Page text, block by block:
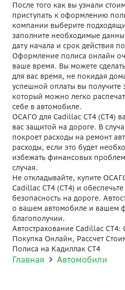
После того как вы узнали
приступать к оформлению
компании выберите
заполните необходимые
дату начала и срок действия
Оформление полиса онлайн
ваше время. Вы можете
для вас время, не покидая
успешной оплаты вы получите
который можно легко
себе в автомобиле.
ОСАГО для Cadillac CT4 (СТ4)
вас защитой на дороге. В
покроет расходы на ремонт
расходы, если это будет
избежать финансовых проблем
случая.
Не откладывайте, купите
Cadillac CT4 (СТ4) и
безопасность на дороге.
о вашем автомобиле и вашем
благополучии.
Автострахование Cadillac
Покупка Онлайн, Рассчет
Полиса на Кадиллак СТ4
Главная Автомобили